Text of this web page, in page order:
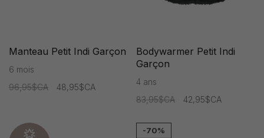
Manteau Petit Indi Garçon
6 mois
96,95$CA
48,95$CA
Bodywarmer Petit Indi
Garçon
4 ans
83,95$CA
42,95$CA
-70%